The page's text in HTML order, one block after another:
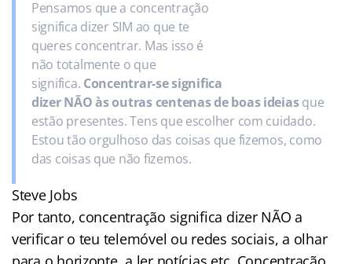
Pensamos que a concentração
significa dizer SIM ao que te
queres concentrar. Mas isso é
não totalmente o que
significa. Concentrar-se significa
dizer NÃO às outras centenas de boas ideiasque
estão presentes. Tens que escolher com cuidado.
Estou tão orgulhoso das coisas que fizemos, como
das coisas que não fizemos.
Steve Jobs
Por tanto, concentração significa dizer NÃO a
verificar o teu telemóvel ou redes sociais, a olhar